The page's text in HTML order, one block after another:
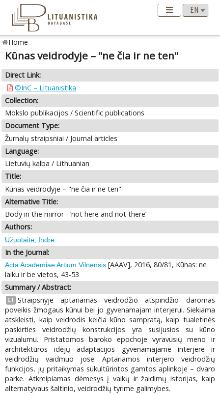
Home
Kūnas veidrodyje – "ne čia ir ne ten"
Direct Link:
©InC – Lituanistika
Collection:
Mokslo publikacijos / Scientific publications
Document Type:
Žurnalų straipsniai / Journal articles
Language:
Lietuvių kalba / Lithuanian
Title:
Kūnas veidrodyje – "ne čia ir ne ten"
Alternative Title:
Body in the mirror - ‘not here and not there’
Authors:
Užuotaitė, Indrė
In the Journal:
Acta Academiae Artium Vilnensis [AAAV], 2016, 80/81, Kūnas: ne
laiku ir be vietos, 43-53
Summary / Abstract:
LT Straipsnyje aptariamas veidrodžio atspindžio daromas
poveikis žmogaus kūnui bei jo gyvenamajam interjerui. Siekiama
atskleisti, kaip veidrodis keičia kūno sampratą, kaip tualetinės
paskirties veidrodžių konstrukcijos yra susijusios su kūno
vizualumu. Pristatomos baroko epochoje vyravusių meno ir
architektūros idėjų adaptacijos gyvenamajame interjere ir
veidrodžių vaidmuo jose. Aptariamos interjero veidrodžių
funkcijos, jų pritaikymas sukultūrintos gamtos aplinkoje – dvaro
parke. Atkreipiamas dėmesys į vaikų ir žaidimų istorijas, kaip
alternatyvaus šaltinio, veidrodžių tyrime galimybes.